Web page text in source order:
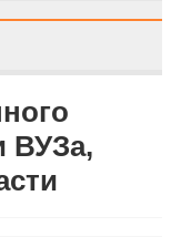
ВУЗа,